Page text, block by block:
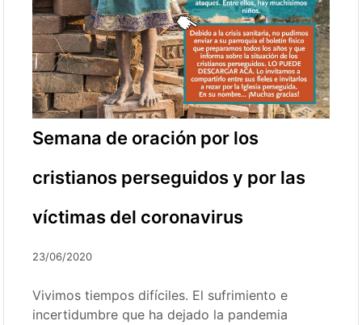
Semana de oración por los
cristianos perseguidos y por las
víctimas del coronavirus
23/06/2020
Vivimos tiempos difíciles. El sufrimiento e
incertidumbre que ha dejado la pandemia